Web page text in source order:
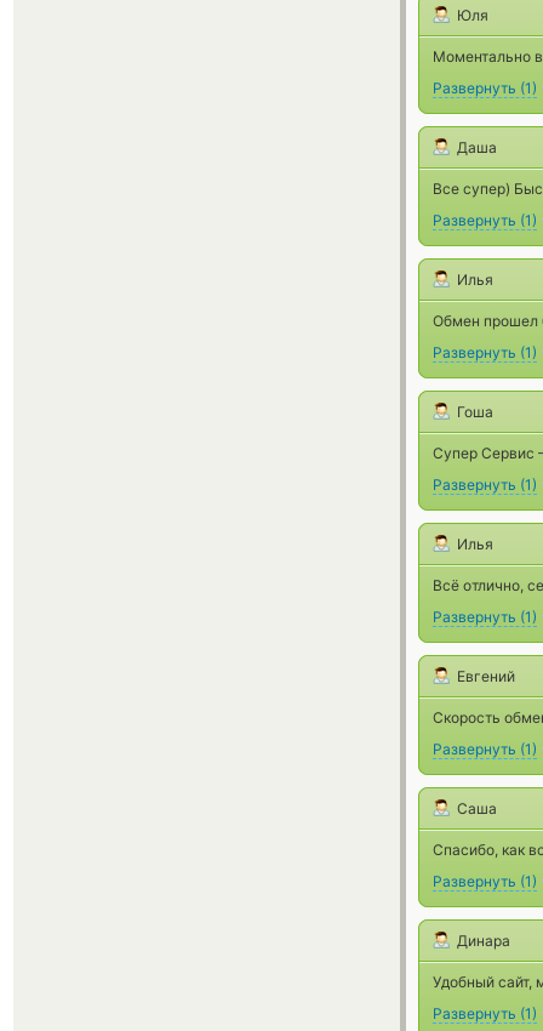
Юля
Моментально
Развернуть (1)
Даша
Все супер)
Развернуть (1)
Илья
Обмен прошел
Развернуть (1)
Гоша
Супер Сервис
Развернуть (1)
Илья
Всё отлично,
Развернуть (1)
Евгений
Скорость
Развернуть (1)
Саша
Спасибо, как
Развернуть (1)
Динара
Удобный сайт,
Развернуть (1)